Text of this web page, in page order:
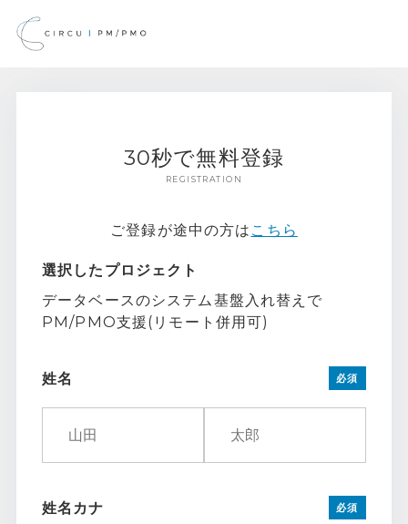
30秒で無料登録
REGISTRATION
ご登録が途中の方は こちら
選択したプロジェクト
データベースのシステム基盤入れ替えで
PM/PMO支援(リモート併用可)
姓名 必須
姓名カナ 必須